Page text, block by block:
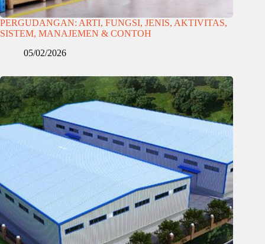
PERGUDANGAN: ARTI, FUNGSI, JENIS, AKTIVITAS,
SISTEM, MANAJEMEN & CONTOH
05/02/2026